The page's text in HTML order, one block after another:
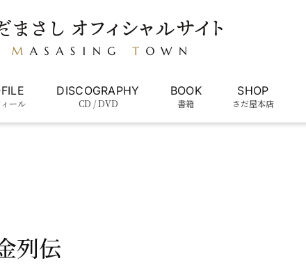
ール
DISCOGRAPHY
CD / DVD
BOOK
書籍
SHOP
さだ屋本店
列伝